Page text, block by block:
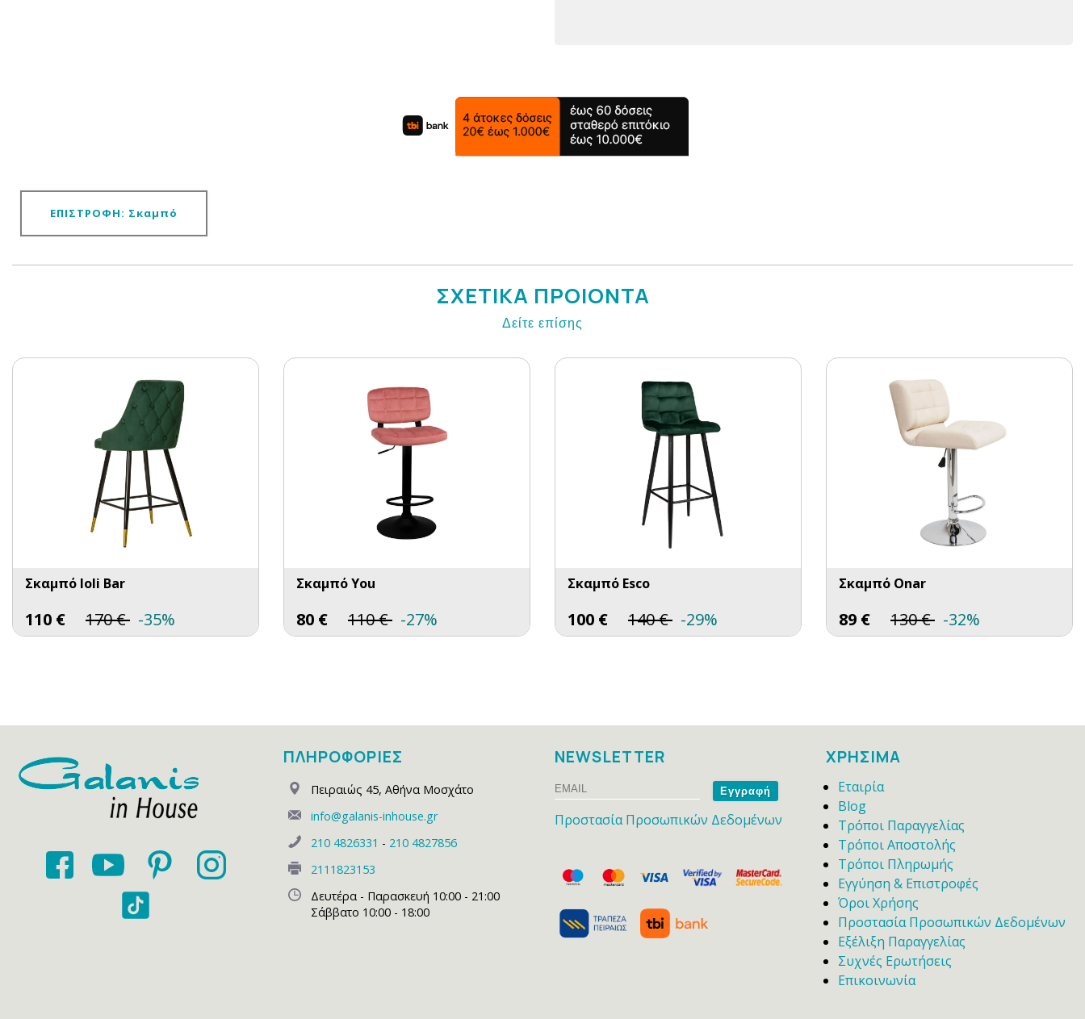
ΕΠΙΣΤΡΟΦΗ: Σκαμπό
ΣΧΕΤΙΚΑ ΠΡΟΙΟΝΤΑ
Δείτε επίσης
Σκαμπό Ioli Bar
110 € 170€ -35%
Σκαμπό You
80 € 110€ -27%
Σκαμπό Esco
100 € 140€ -29%
Σκαμπό Onar
89 € 130€ -32%
ΠΛΗΡΟΦΟΡΙΕΣ
Πειραιώς 45, Αθήνα Μοσχάτο
info@galanis-inhouse.gr
210 4826331 - 210 4827856
2111823153
Δευτέρα - Παρασκευή 10:00 - 21:00
Σάββατο 10:00 - 18:00
NEWSLETTER
Email
Name
Προστασία Προσωπικών Δεδομένων
ΧΡΗΣΙΜΑ
Εταιρία
Blog
Τρόποι Παραγγελίας
Τρόποι Αποστολής
Τρόποι Πληρωμής
Εγγύηση & Επιστροφές
Όροι Χρήσης
Προστασία Προσωπικών Δεδομένων
Εξέλιξη Παραγγελίας
Συχνές Ερωτήσεις
Επικοινωνία